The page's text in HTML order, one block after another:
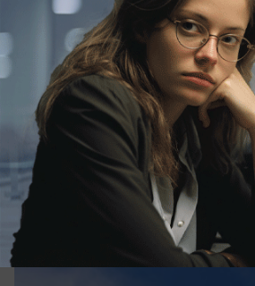
вчера в 19:05
Общество
Иностранцы,
олимпиадники: кто
2026 году
В КубГУ назвали географию
студентов